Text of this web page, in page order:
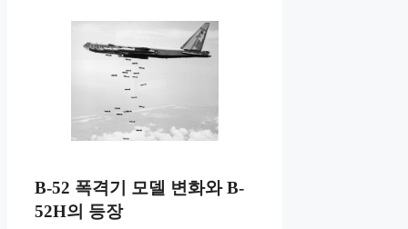
B-52 폭격기 모델 변화와 B-
52H의 등장